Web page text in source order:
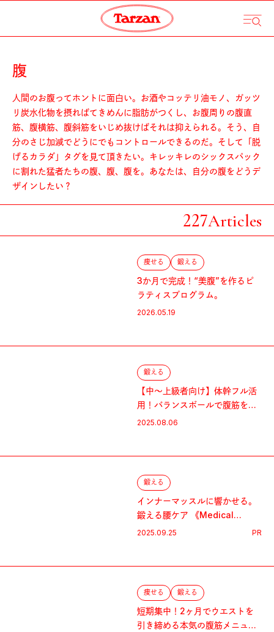
腹
人間のお腹ってホントに面白い。お酒やコッテリ油モノ、ガッツ
リ炭水化物を摂ればてきめんに脂肪がつくし、お腹周りの腹直
筋、腹横筋、腹斜筋をいじめ抜けばそれは抑えられる。そう、自
分のさじ加減でどうにでもコントロールできるのだ。そして「脱
げるカラダ」タグを見て頂きたい。キレッキレのシックスパック
に割れた猛者たちの腹、腹、腹を。あなたは、自分の腹をどうデ
ザインしたい？
227Articles
痩せる 鍛える
3か月で完成！“美腹”を作るピ
ラティスプログラム。
2026.05.19
鍛える
【中〜上級者向け】体幹フル活
用！バランスボールで腹筋を鍛
えよう。
2025.08.06
鍛える
インナーマッスルに響かせる。
鍛える腰ケア 《Medical
Core》 という選択。
2025.09.25 PR
痩せる 鍛える
短期集中！2ヶ月でウエストを
引き締める本気の腹筋メニュ